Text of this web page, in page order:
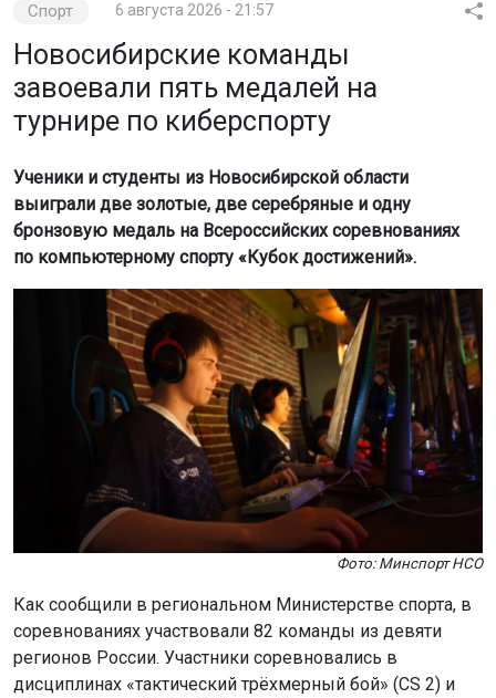
Спорт 6 августа 2026 - 21:57
Новосибирские команды
завоевали пять медалей на
турнире по киберспорту
Ученики и студенты из Новосибирской области
выиграли две золотые, две серебряные и одну
бронзовую медаль на Всероссийских соревнованиях
по компьютерному спорту «Кубок достижений».
Фото: Минспорт НСО
Как сообщили в региональном Министерстве спорта, в
соревнованиях участвовали 82 команды из девяти
регионов России. Участники соревновались в
дисциплинах «тактический трёхмерный бой» (CS 2) и